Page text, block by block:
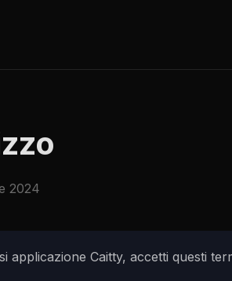
2024
applicazione Caitty, accetti questi